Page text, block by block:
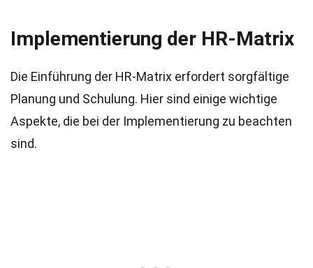
Implementierung der HR-Matrix
Die Einführung der HR-Matrix erfordert sorgfältige
Planung und Schulung. Hier sind einige wichtige
Aspekte, die bei der Implementierung zu beachten
sind.